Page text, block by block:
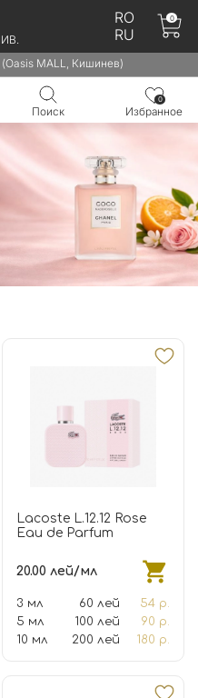
RO
RU
0
MALL, Кишинев)
Поиск
0
Избранное
Lacoste L.12.12 Rose
Eau de Parfum
20.00 лей/мл
3 мл 60 лей
54 р.
5 мл
100 лей
90 р.
10 мл
200 лей 180 р.